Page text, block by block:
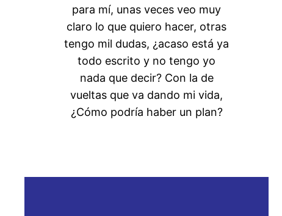
para mí, unas veces veo muy
claro lo que quiero hacer, otras
tengo mil dudas, ¿acaso está ya
todo escrito y no tengo yo
nada que decir? Con la de
vueltas que va dando mi vida,
¿Cómo podría haber un plan?